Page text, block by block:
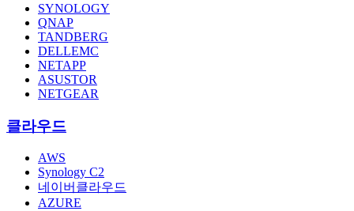
SYNOLOGY
QNAP
TANDBERG
DELLEMC
NETAPP
ASUSTOR
NETGEAR
클라우드
AWS
Synology C2
네이버클라우드
AZURE